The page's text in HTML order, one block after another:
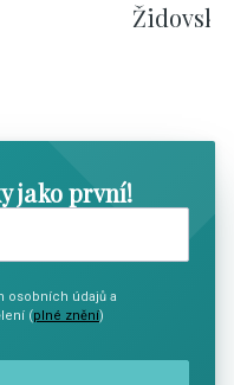
jako první!
osobních údajů a
(plné znění)